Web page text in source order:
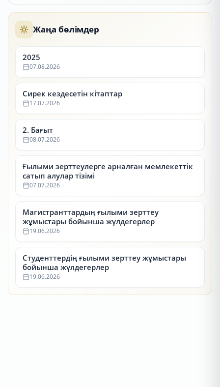
Жаңа бөлімдер
2025
07.08.2026
Сирек кездесетін кітаптар
17.07.2026
2. Бағыт
08.07.2026
Ғылыми зерттеулерге арналған мемлекеттік
сатып алулар тізімі
07.07.2026
Магистранттардың ғылыми зерттеу
жұмыстары бойынша жүлдегерлер
19.06.2026
Студенттердің ғылыми зерттеу жұмыстары
бойынша жүлдегерлер
19.06.2026